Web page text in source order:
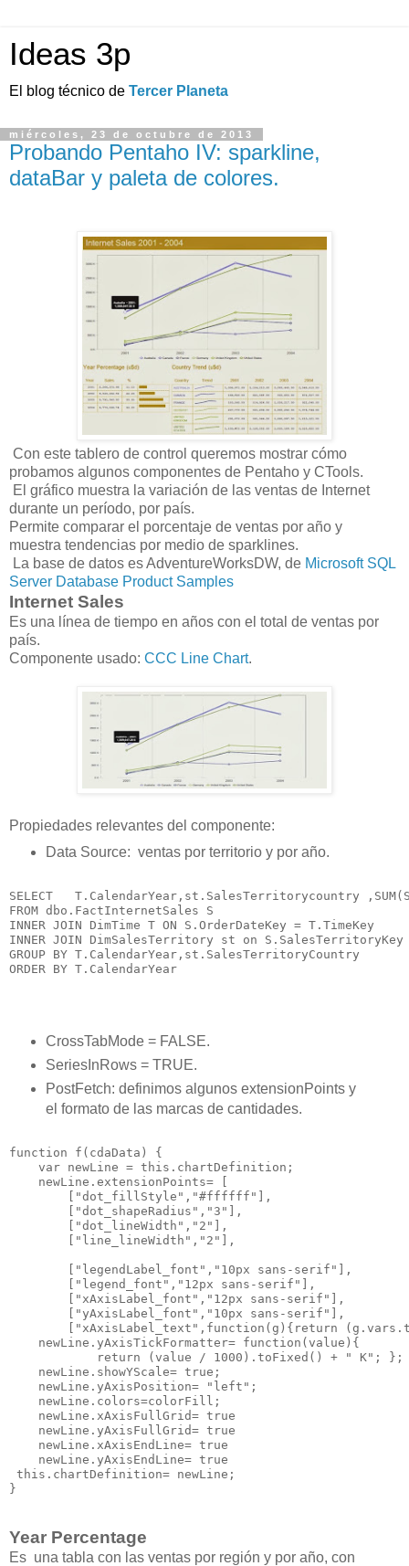
Ideas 3p
El blog técnico de Tercer Planeta
miércoles, 23 de octubre de 2013
Probando Pentaho IV: sparkline,
dataBar y paleta de colores.
Con este tablero de control queremos mostrar cómo
probamos algunos componentes de Pentaho y CTools.
El gráfico muestra la variación de las ventas de Internet
durante un período, por país.
Permite comparar el porcentaje de ventas por año y
muestra tendencias por medio de sparklines.
La base de datos es AdventureWorksDW, de Microsoft SQL
Server Database Product Samples
Internet Sales
Es una línea de tiempo en años con el total de ventas por
país.
Componente usado: CCC Line Chart.
Propiedades relevantes del componente:
Data Source: ventas por territorio y por año.
SELECT   T.CalendarYear,st.SalesTerritorycountry
FROM dbo.FactInternetSales S
INNER JOIN DimTime T ON S.OrderDateKey = T.TimeKey
INNER JOIN DimSalesTerritory st on
GROUP BY T.CalendarYear,st.SalesTerritoryCountry
CrossTabMode = FALSE.
SeriesInRows = TRUE.
PostFetch: definimos algunos extensionPoints y
el formato de las marcas de cantidades.
function f(cdaData) {
    var newLine = this.chartDefinition;
    newLine.extensionPoints= [
        ["dot_fillStyle","#ffffff"],
        ["dot_shapeRadius","3"],
        ["dot_lineWidth","2"],
        ["line_lineWidth","2"],
        ["legendLabel_font","10px sans-serif"],
        ["legend_font","12px sans-serif"],
        ["xAxisLabel_font","12px sans-serif"],
        ["yAxisLabel_font","10px sans-serif"],
["xAxisLabel_text",function(g){return
    newLine.yAxisTickFormatter= function(value){
            return (value / 1000).toFixed() + " K"; };
    newLine.showYScale= true;
    newLine.yAxisPosition= "left";
    newLine.colors=colorFill;
    newLine.xAxisFullGrid= true
    newLine.yAxisFullGrid= true
    newLine.xAxisEndLine= true
    newLine.yAxisEndLine= true
this.chartDefinition= newLine;
Year Percentage
Es una tabla con las ventas por región y por año, con